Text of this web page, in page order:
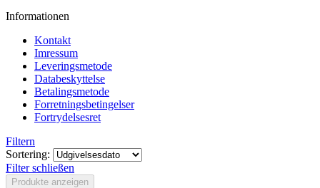
Informationen
Kontakt
Imressum
Leveringsmetode
Databeskyttelse
Betalingsmetode
Forretningsbetingelser
Fortrydelsesret
Filtern
Sortering:
Filter schließen
Produkte anzeigen